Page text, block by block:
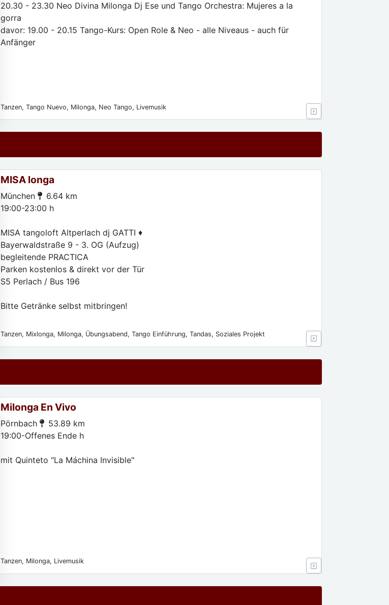
20.30 - 23.30 Neo Divina Milonga Dj Ese und Tango Orchestra: Mujeres a la
gorra
davor: 19.00 - 20.15 Tango-Kurs: Open Role & Neo - alle Niveaus - auch für
Anfänger
Tanzen, Tango Nuevo, Milonga, Neo Tango, Livemusik
MISA longa
München
6.64 km
19:00-23:00 h
MISA tangoloft Altperlach dj GATTI ♦️
Bayerwaldstraße 9 - 3. OG (Aufzug)
begleitende PRACTICA
Parken kostenlos & direkt vor der Tür
S5 Perlach / Bus 196
Bitte Getränke selbst mitbringen!
Tanzen, Mixlonga, Milonga, Übungsabend, Tango Einführung, Tandas, Soziales Projekt
Milonga En Vivo
Pörnbach
53.89 km
19:00-Offenes Ende h
mit Quinteto "La Máchina Invisible"
Tanzen, Milonga, Livemusik